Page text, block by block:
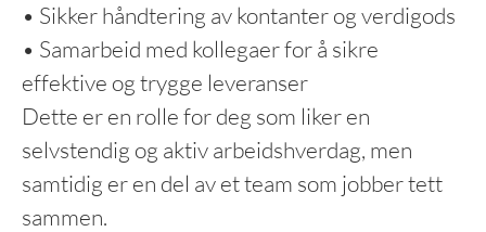
• Sikker håndtering av kontanter og verdigods
• Samarbeid med kollegaer for å sikre
effektive og trygge leveranser
Dette er en rolle for deg som liker en
selvstendig og aktiv arbeidshverdag, men
samtidig er en del av et team som jobber tett
sammen.